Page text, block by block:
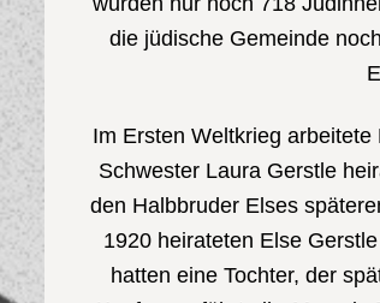
die jüdische Gemeinde
Im Ersten Weltkrieg
Schwester Laura Gerstle
den Halbbruder Elses
1920 heirateten Else
hatten eine Tochter, der